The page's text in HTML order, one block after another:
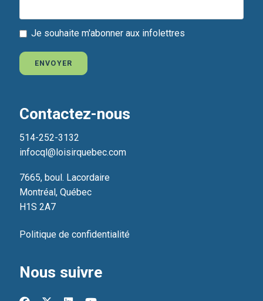
Nous suivre
Contactez-nous
514-252-3132
infocql@loisirquebec.com
7665, boul. Lacordaire
Montréal, Québec
H1S 2A7
Politique de confidentialité
Je souhaite m'abonner aux infolettres
ENVOYER